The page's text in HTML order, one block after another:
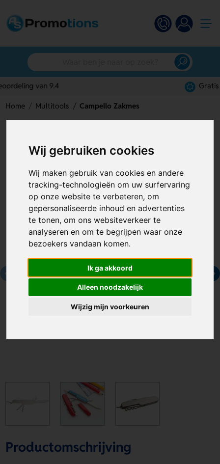
Wij gebruiken cookies
Wij maken gebruik van cookies en andere
tracking-technologieën om uw surfervaring
op onze website te verbeteren, om
gepersonaliseerde inhoud en advertenties
te tonen, om ons websiteverkeer te
analyseren en om te begrijpen waar onze
bezoekers vandaan komen.
Ik ga akkoord
Alleen noodzakelijk
Wijzig mijn voorkeuren
Home Multitools Campello Zakmes
Artikelnummer:124996
Productomschrijving